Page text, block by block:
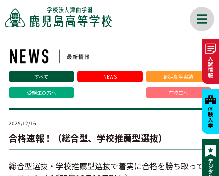
すべて NEWS 部活動等実績
受験生の方へ 在校生へ
2025/12/16
合格速報！（総合型、学校推薦型選抜）
総合型選抜・学校推薦型選抜で着実に合格を勝ち取って